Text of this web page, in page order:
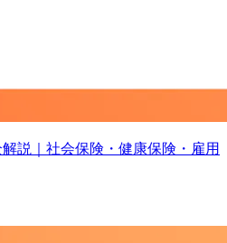
説｜社会保険・健康保険・雇用